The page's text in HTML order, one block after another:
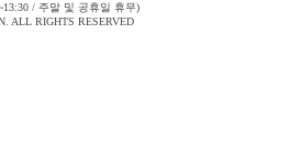
/ 주말 및 공휴일 휴무)
ALL RIGHTS RESERVED